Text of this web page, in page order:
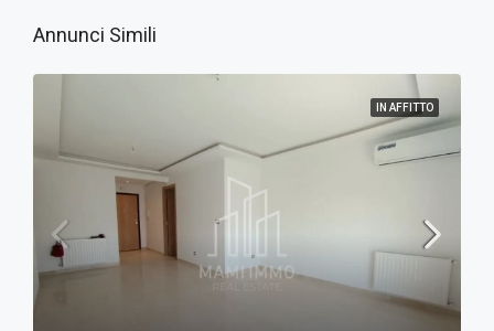
Annunci Simili
IN AFFITTO